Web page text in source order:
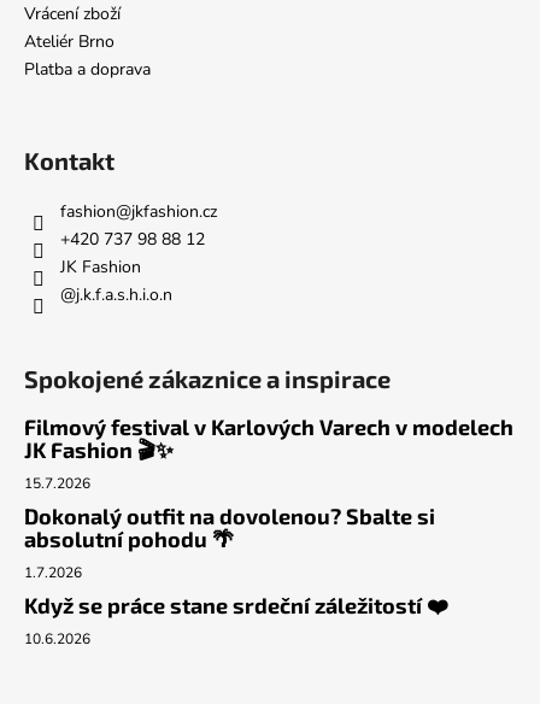
Vrácení zboží
Ateliér Brno
Platba a doprava
Kontakt
fashion@jkfashion.cz
+420 737 98 88 12
JK Fashion
@j.k.f.a.s.h.i.o.n
Spokojené zákaznice a inspirace
Filmový festival v Karlových Varech v modelech
JK Fashion 🎬✨
15.7.2026
Dokonalý outfit na dovolenou? Sbalte si
absolutní pohodu 🌴
1.7.2026
Když se práce stane srdeční záležitostí ❤️
10.6.2026